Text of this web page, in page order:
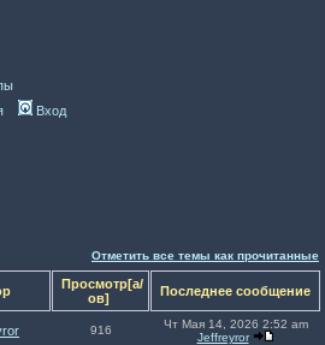
Вход
Отметить все темы как прочитанные
Просмотр[а/
ов]
Последнее сообщение
916
Чт Мая 14, 2026 2:52 am
Jeffreyror